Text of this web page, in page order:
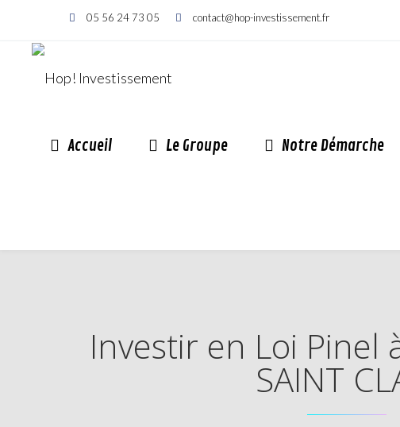
05 56 24 73 05 contact@hop-investissement.fr
Accueil Le Groupe Notre Démarche
Investir en Loi Pinel
SAINT